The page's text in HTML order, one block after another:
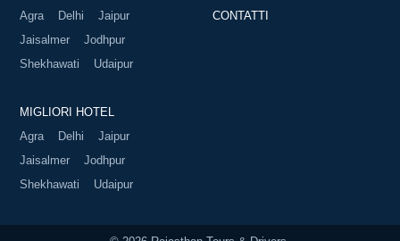
Agra
Delhi
Jaipur
Jaisalmer
Jodhpur
Shekhawati
Udaipur
MIGLIORI HOTEL
Agra
Delhi
Jaipur
Jaisalmer
Jodhpur
Shekhawati
Udaipur
CONTATTI